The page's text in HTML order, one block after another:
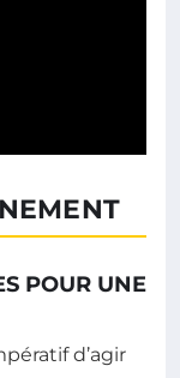
POUR UNE
d’agir